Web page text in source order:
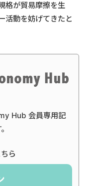
格が貿易摩擦を生
活動を妨げてきたと
Hub 会員専用記
ら